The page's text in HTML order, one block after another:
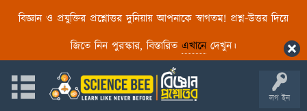
বিজ্ঞান ও প্রযুক্তির প্রশ্নোত্তর দুনিয়ায় আপনাকে স্বাগতম! প্রশ্ন-উত্তর দিয়ে
জিতে নিন পুরস্কার, বিস্তারিত এখানেদেখুন।
লগ ইন